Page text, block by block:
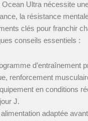
Ocean Ultra nécessite
la résistance
clés pour franchir
conseils essentiels :
d’entraînement
renforcement
en conditions
J.
adaptée